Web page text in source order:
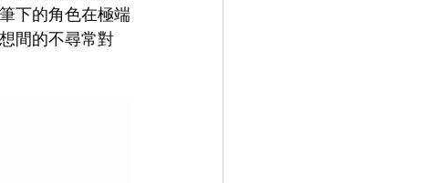
下的角色在極端
間的不尋常對